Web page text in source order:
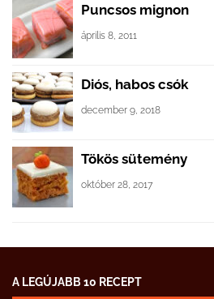
Puncsos mignon
április 8, 2011
Diós, habos csók
december 9, 2018
Tökös sütemény
október 28, 2017
A LEGÚJABB 10 RECEPT